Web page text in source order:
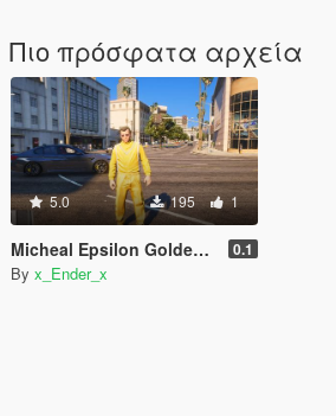
Πιο πρόσφατα αρχεία
5.0 195 1
Micheal Epsilon Golden Robe 0.1
By x_Ender_x